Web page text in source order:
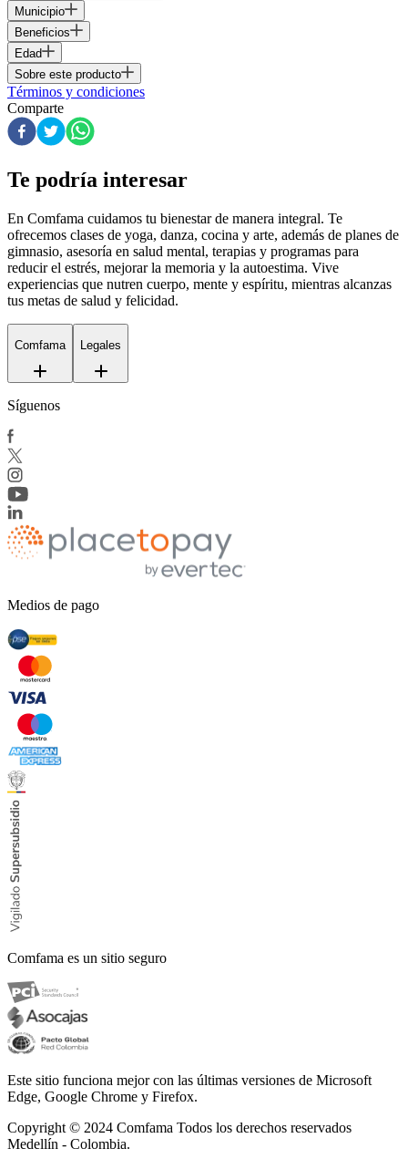
Municipio
Beneficios
Edad
Sobre este producto
Términos y condiciones
Comparte
Te podría interesar
En Comfama cuidamos tu bienestar de manera integral. Te
ofrecemos clases de yoga, danza, cocina y arte, además de planes de
gimnasio, asesoría en salud mental, terapias y programas para
reducir el estrés, mejorar la memoria y la autoestima. Vive
experiencias que nutren cuerpo, mente y espíritu, mientras alcanzas
tus metas de salud y felicidad.
Comfama Legales
Síguenos
Medios de pago
Comfama es un sitio seguro
Este sitio funciona mejor con las últimas versiones de Microsoft
Edge, Google Chrome y Firefox.
Copyright © 2024 Comfama Todos los derechos reservados
Medellín - Colombia.